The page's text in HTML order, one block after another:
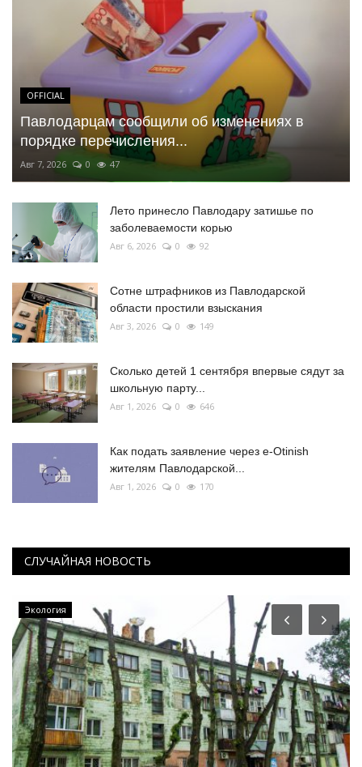
OFFICIAL
Павлодарцам сообщили об изменениях в
порядке перечисления...
Авг 7, 2026 0 47
Лето принесло Павлодару затишье по
заболеваемости корью
Авг 6, 2026 0 92
Сотне штрафников из Павлодарской
области простили взыскания
Авг 3, 2026 0 149
Сколько детей 1 сентября впервые сядут за
школьную парту...
Авг 1, 2026 0 646
Как подать заявление через e-Otinish
жителям Павлодарской...
Авг 1, 2026 0 170
СЛУЧАЙНАЯ НОВОСТЬ
Экология